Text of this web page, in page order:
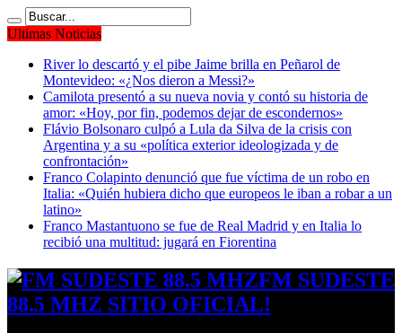
Ultimas Noticias
River lo descartó y el pibe Jaime brilla en Peñarol de
Montevideo: «¿Nos dieron a Messi?»
Camilota presentó a su nueva novia y contó su historia de
amor: «Hoy, por fin, podemos dejar de escondernos»
Flávio Bolsonaro culpó a Lula da Silva de la crisis con
Argentina y a su «política exterior ideologizada y de
confrontación»
Franco Colapinto denunció que fue víctima de un robo en
Italia: «Quién hubiera dicho que europeos le iban a robar a un
latino»
Franco Mastantuono se fue de Real Madrid y en Italia lo
recibió una multitud: jugará en Fiorentina
FM SUDESTE
88.5 MHZ SITIO OFICIAL!